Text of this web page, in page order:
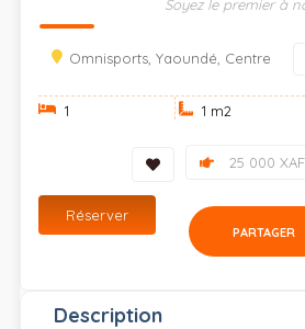
Soyez le premier à
Omnisports, Yaoundé, Centre
1 1 m2
25 000
Réserver
PARTAGER
Description